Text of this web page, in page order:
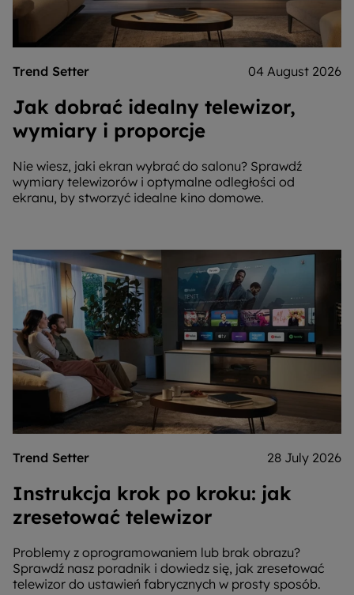
Trend Setter 04 August 2026
Jak dobrać idealny telewizor,
wymiary i proporcje
Nie wiesz, jaki ekran wybrać do salonu? Sprawdź
wymiary telewizorów i optymalne odległości od
ekranu, by stworzyć idealne kino domowe.
Trend Setter 28 July 2026
Instrukcja krok po kroku: jak
zresetować telewizor
Problemy z oprogramowaniem lub brak obrazu?
Sprawdź nasz poradnik i dowiedz się, jak zresetować
telewizor do ustawień fabrycznych w prosty sposób.